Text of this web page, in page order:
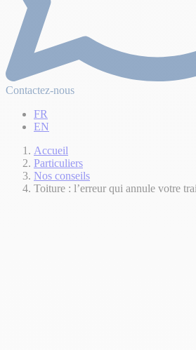
Contactez-nous
FR
EN
Accueil
Particuliers
Nos conseils
Toiture : l’erreur qui annule votre